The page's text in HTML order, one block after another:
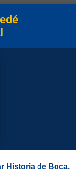
Historia de Boca.